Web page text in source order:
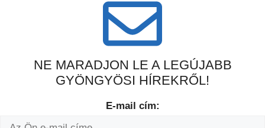
NE MARADJON LE A LEGÚJABB
GYÖNGYÖSI HÍREKRŐL!
E-mail cím: